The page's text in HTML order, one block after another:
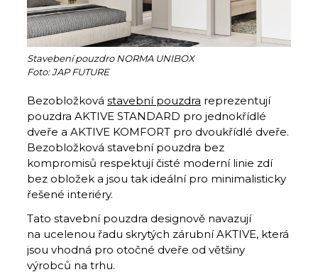
Stavebení pouzdro NORMA UNIBOX
Foto: JAP FUTURE
Bezobložková stavební pouzdra reprezentují
pouzdra AKTIVE STANDARD pro jednokřídlé
dveře a AKTIVE KOMFORT pro dvoukřídlé dveře.
Bezobložková stavební pouzdra bez
kompromisů respektují čisté moderní linie zdí
bez obložek a jsou tak ideální pro minimalisticky
řešené interiéry.
Tato stavební pouzdra designově navazují
na ucelenou řadu skrytých zárubní AKTIVE, která
jsou vhodná pro otočné dveře od většiny
výrobců na trhu.